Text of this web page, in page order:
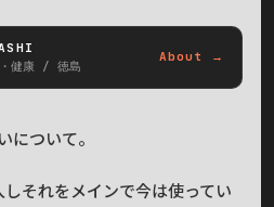
・健康 / 徳島
About →
について。
それをメインで今は使ってい